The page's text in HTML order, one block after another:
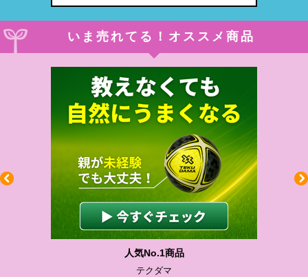
いま売れてる！オススメ商品
人気No.1商品
テクダマ